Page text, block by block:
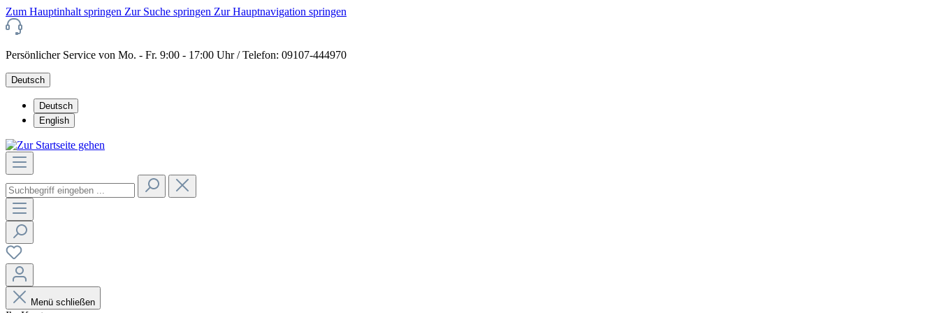
Zum Hauptinhalt springen Zur Suche springen Zur Hauptnavigation springen
Persönlicher Service von Mo. - Fr. 9:00 - 17:00 Uhr / Telefon: 09107-444970
Deutsch
Deutsch
English
Menü schließen